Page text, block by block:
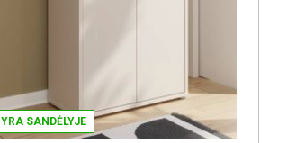
YRA SANDĖLYJE